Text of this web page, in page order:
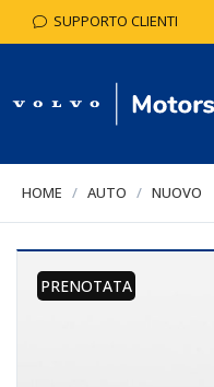
SUPPORTO CLIENTI
HOME / AUTO / NUOVO
PRENOTATA